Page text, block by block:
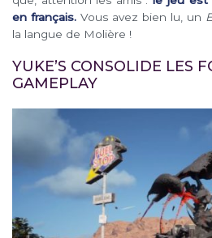
en français. Vous avez bien lu, un
la langue de Molière !
YUKE’S CONSOLIDE LES
GAMEPLAY